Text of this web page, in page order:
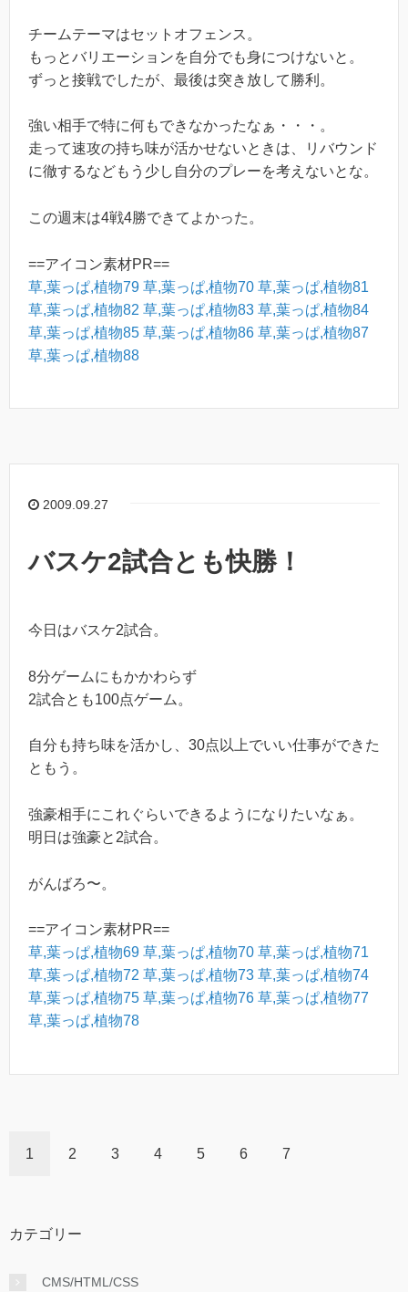
チームテーマはセットオフェンス。
もっとバリエーションを自分でも身につけないと。
ずっと接戦でしたが、最後は突き放して勝利。
強い相手で特に何もできなかったなぁ・・・。
走って速攻の持ち味が活かせないときは、リバウンド
に徹するなどもう少し自分のプレーを考えないとな。
この週末は4戦4勝できてよかった。
==アイコン素材PR==
草,葉っぱ,植物79 草,葉っぱ,植物70 草,葉っぱ,植物81
草,葉っぱ,植物82 草,葉っぱ,植物83 草,葉っぱ,植物84
草,葉っぱ,植物85 草,葉っぱ,植物86 草,葉っぱ,植物87
草,葉っぱ,植物88
2009.09.27
バスケ2試合とも快勝！
今日はバスケ2試合。
8分ゲームにもかかわらず
2試合とも100点ゲーム。
自分も持ち味を活かし、30点以上でいい仕事ができた
ともう。
強豪相手にこれぐらいできるようになりたいなぁ。
明日は強豪と2試合。
がんばろ〜。
==アイコン素材PR==
草,葉っぱ,植物69 草,葉っぱ,植物70 草,葉っぱ,植物71
草,葉っぱ,植物72 草,葉っぱ,植物73 草,葉っぱ,植物74
草,葉っぱ,植物75 草,葉っぱ,植物76 草,葉っぱ,植物77
草,葉っぱ,植物78
1 2 3 4 5 6 7
カテゴリー
CMS/HTML/CSS